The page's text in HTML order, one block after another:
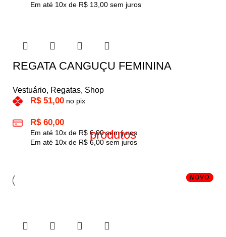
Em até 10x de R$ 13,00 sem juros
REGATA CANGUÇU FEMININA
Vestuário, Regatas, Shop
R$51,00 no pix
R$60,00
Em até 10x de R$ 6,00sem juros
Em até 10x de R$ 6,00 sem juros
produtos
NOVO
NOVO